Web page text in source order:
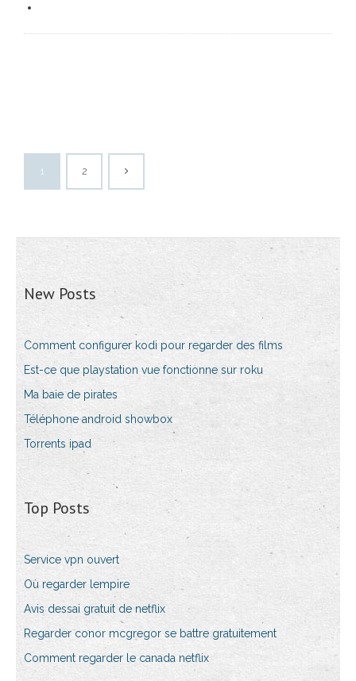
1 2
New Posts
Comment configurer kodi pour regarder des films
Est-ce que playstation vue fonctionne sur roku
Ma baie de pirates
Téléphone android showbox
Torrents ipad
Top Posts
Service vpn ouvert
Où regarder lempire
Avis dessai gratuit de netflix
Regarder conor mcgregor se battre gratuitement
Comment regarder le canada netflix